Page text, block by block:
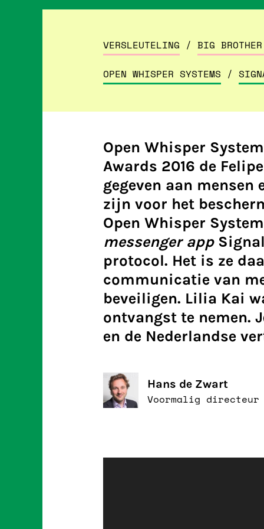
VERSLEUTELING / BIG BROTHER
OPEN WHISPER SYSTEMS /
Open Whisper
Awards 2016 de
gegeven aan
zijn voor het
Open Whisper
messenger app
protocol. Het is ze
communicatie van
beveiligen. Lilia Kai
ontvangst te nemen.
en de Nederlandse
Hans de Zwart
Voormalig directeur